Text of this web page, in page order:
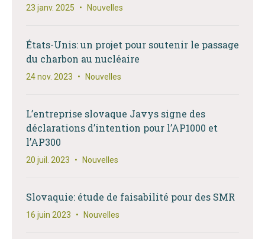
23 janv. 2025 • Nouvelles
États-Unis: un projet pour soutenir le passage
du charbon au nucléaire
24 nov. 2023 • Nouvelles
L’entreprise slovaque Javys signe des
déclarations d’intention pour l’AP1000 et
l’AP300
20 juil. 2023 • Nouvelles
Slovaquie: étude de faisabilité pour des SMR
16 juin 2023 • Nouvelles